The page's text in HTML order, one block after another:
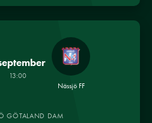
13:00
Nässjö FF
GÖTALAND DAM